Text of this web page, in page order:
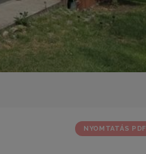
NYOMTATÁS PDF